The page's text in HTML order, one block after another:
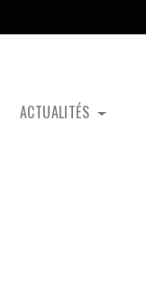
ACTUALITÉS